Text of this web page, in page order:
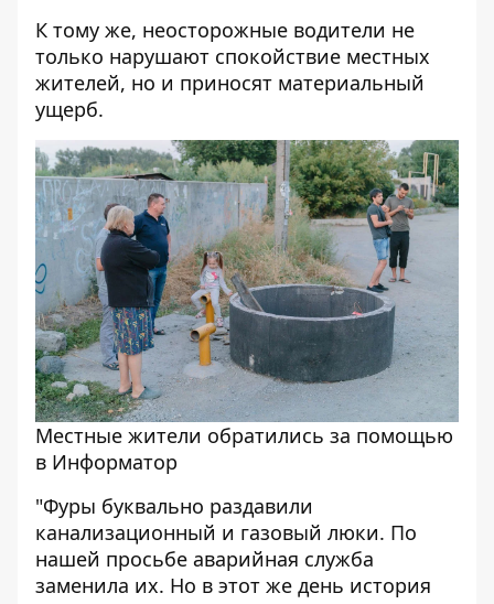
К тому же, неосторожные водители не
только нарушают спокойствие местных
жителей, но и приносят материальный
ущерб.
Местные жители обратились за помощью
в Информатор
"Фуры буквально раздавили
канализационный и газовый люки. По
нашей просьбе аварийная служба
заменила их. Но в этот же день история